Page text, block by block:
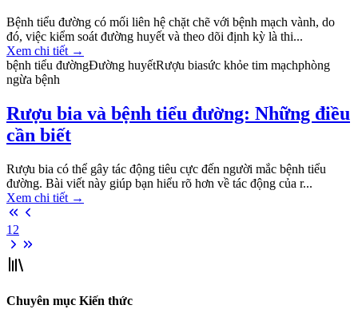
Bệnh tiểu đường có mối liên hệ chặt chẽ với bệnh mạch vành, do
đó, việc kiểm soát đường huyết và theo dõi định kỳ là thi...
Xem chi tiết →
bệnh tiểu đườngĐường huyếtRượu biasức khỏe tim mạchphòng
ngừa bệnh
Rượu bia và bệnh tiểu đường: Những điều
cần biết
Rượu bia có thể gây tác động tiêu cực đến người mắc bệnh tiểu
đường. Bài viết này giúp bạn hiểu rõ hơn về tác động của r...
Xem chi tiết →
1 2
Chuyên mục Kiến thức